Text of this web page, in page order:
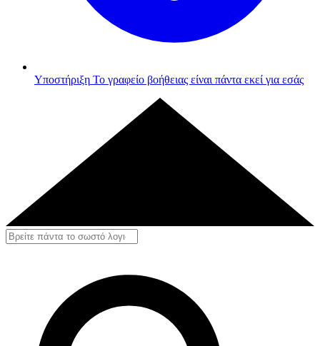
Υποστήριξη Το γραφείο βοήθειας είναι πάντα εκεί για εσάς